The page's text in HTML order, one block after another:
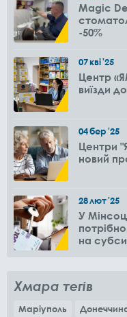
Magic
-50%
07кві'25
Центр
виїзди
04бер'25
Центри
новий
28лют'25
У
на
Хмара тегів
Маріуполь